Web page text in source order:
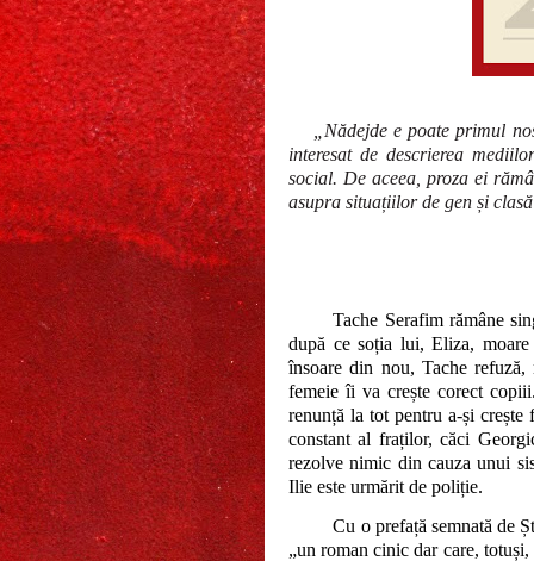
„Nădejde e poate primul
interesat de descrierea
social. De aceea, proza ei
asupra situațiilor de gen și
Tache Serafim rămâne
după ce soția lui, Eliza,
însoare din nou, Tache
femeie îi va crește corect
renunță la tot pentru a-și crește
constant al fraților, căci
rezolve nimic din cauza unui
Ilie este urmărit de poliție.
Cu o prefață semnată de
„un roman cinic dar care,